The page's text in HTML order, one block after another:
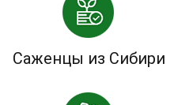
Саженцы из Сибири